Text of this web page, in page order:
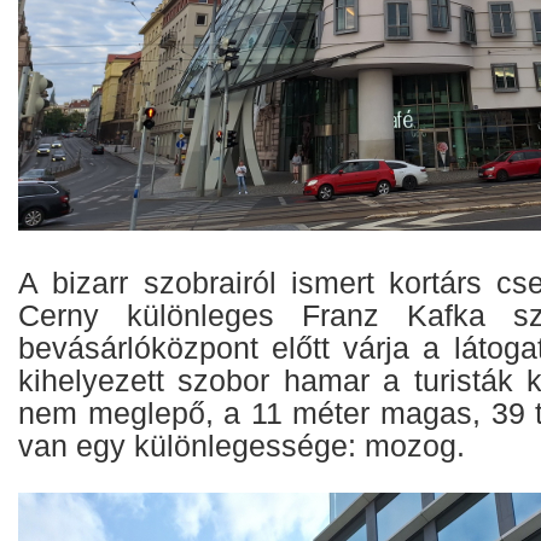
A bizarr szobrairól ismert kortárs
Cerny különleges Franz Kafka
bevásárlóközpont előtt várja a
kihelyezett szobor hamar a turisták
nem meglepő, a 11 méter magas, 39
van egy különlegessége: mozog.